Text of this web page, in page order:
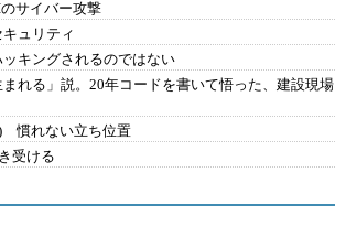
サイバー攻撃
ュリティ
キングされるのではない
まれる」説。20年コードを書いて悟った、建設現場
慣れない立ち位置
受ける